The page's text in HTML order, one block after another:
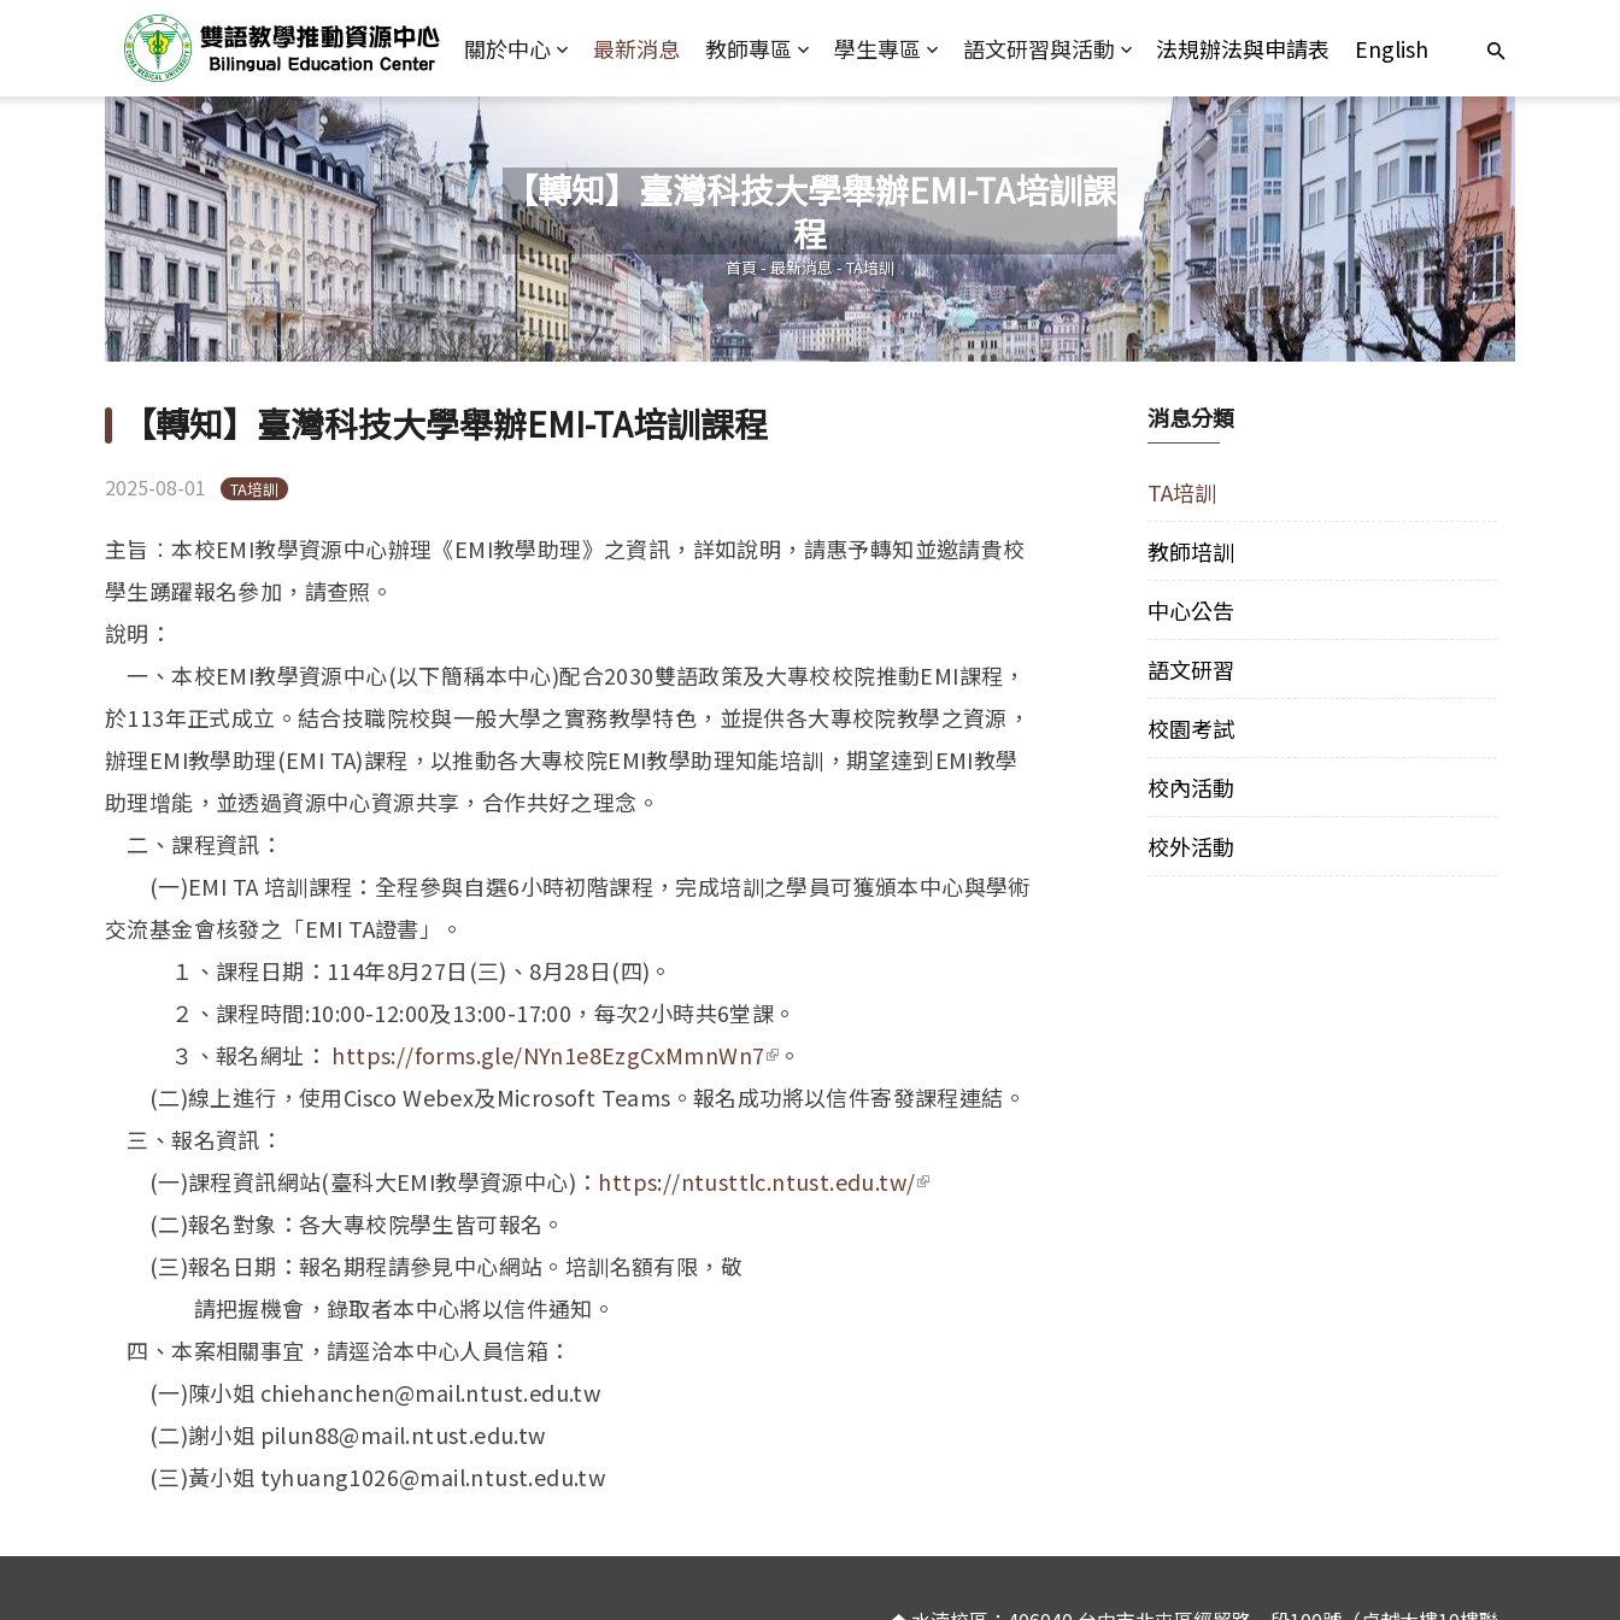
關於中心 最新消息 教師專區 學生專區 語文研習與活動 法規辦法與申請表 English
【轉知】臺灣科技大學舉辦EMI-TA培訓課
程
您在這裡
首頁-最新消息- TA培訓
【轉知】臺灣科技大學舉辦EMI-TA培訓課程
2025-08-01 TA培訓
主旨︰本校EMI教學資源中心辦理《EMI教學助理》之資訊，詳如說明，請惠予轉知並邀請貴校
學生踴躍報名參加，請查照。
說明：
一、本校EMI教學資源中心(以下簡稱本中心)配合2030雙語政策及大專校校院推動EMI課程，
於113年正式成立。結合技職院校與一般大學之實務教學特色，並提供各大專校院教學之資源，
辦理EMI教學助理(EMI TA)課程，以推動各大專校院EMI教學助理知能培訓，期望達到EMI教學
助理增能，並透過資源中心資源共享，合作共好之理念。
二、課程資訊：
(一)EMI TA 培訓課程：全程參與自選6小時初階課程，完成培訓之學員可獲頒本中心與學術
交流基金會核發之「EMI TA證書」。
１、課程日期：114年8月27日(三)、8月28日(四)。
２、課程時間:10:00-12:00及13:00-17:00，每次2小時共6堂課。
３、報名網址： https://forms.gle/NYn1e8EzgCxMmnWn7(link is external)
。
(二)線上進行，使用Cisco Webex及Microsoft Teams。報名成功將以信件寄發課程連結。
三、報名資訊：
(一)課程資訊網站(臺科大EMI教學資源中心)： https://ntusttlc.ntust.edu.tw/(link is
(二)報名對象：各大專校院學生皆可報名。
(三)報名日期：報名期程請參見中心網站。培訓名額有限，敬
請把握機會，錄取者本中心將以信件通知。
四、本案相關事宜，請逕洽本中心人員信箱：
(一)陳小姐 chiehanchen@mail.ntust.edu.tw
(二)謝小姐 pilun88@mail.ntust.edu.tw
(三)黃小姐 tyhuang1026@mail.ntust.edu.tw
消息分類
TA培訓
教師培訓
中心公告
語文研習
校園考試
校內活動
校外活動